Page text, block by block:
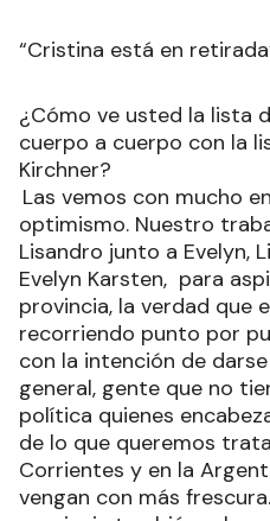
“Cristina está en
¿Cómo ve usted la lista
cuerpo a cuerpo con la
Kirchner?
Las vemos con mucho
optimismo. Nuestro
Lisandro junto a Evelyn,
Evelyn Karsten, para
provincia, la verdad que
recorriendo punto por
con la intención de
general, gente que no
política quienes
de lo que queremos
Corrientes y en la
vengan con más